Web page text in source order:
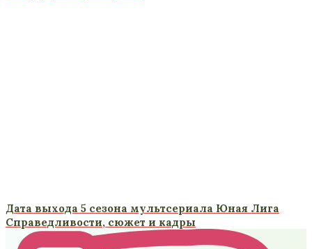
Дата выхода 5 сезона мультсериала Юная Лига
Справедливости, сюжет и кадры